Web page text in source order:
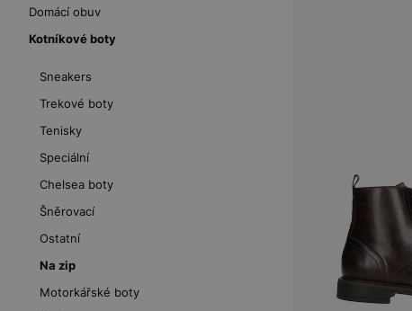
Domácí obuv
Kotníkové boty
Sneakers
Trekové boty
Tenisky
Speciální
Chelsea boty
Šněrovací
Ostatní
Na zip
Motorkářské boty